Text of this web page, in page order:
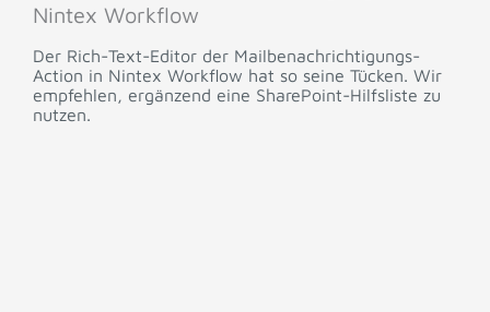
Nintex Workflow
Der Rich-Text-Editor der Mailbenachrichtigungs-
Action in Nintex Workflow hat so seine Tücken. Wir
empfehlen, ergänzend eine SharePoint-Hilfsliste zu
nutzen.